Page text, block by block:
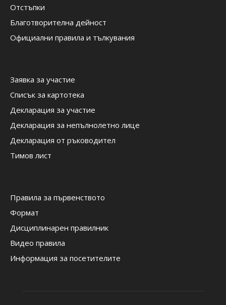
Отстъпки
Благотворителна дейност
Официални правила и тълкувания
Заявка за участие
Списък за картотека
Декларация за участие
Декларация за непълнолетно лице
Декларация от ръководител
Тимов лист
Правила за първенството
Формат
Дисциплинарен правилник
Видео правила
Информация за посетителите